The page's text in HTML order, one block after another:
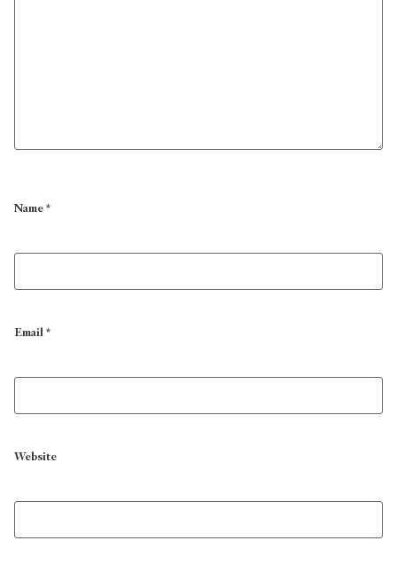
Name*
Email*
Website